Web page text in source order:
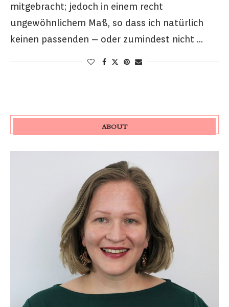
mitgebracht; jedoch in einem recht
ungewöhnlichem Maß, so dass ich natürlich
keinen passenden – oder zumindest nicht …
ABOUT